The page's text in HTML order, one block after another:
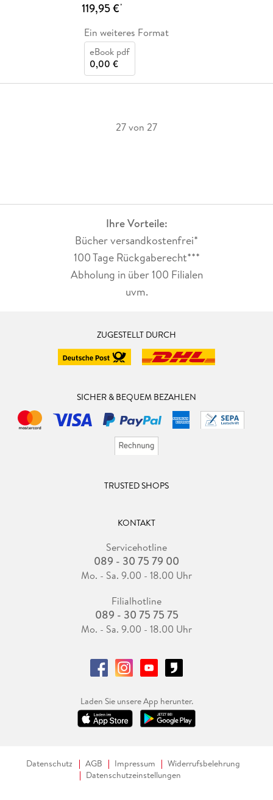
119,95 €*
Ein weiteres Format
eBook pdf
0,00 €
27 von 27
Ihre Vorteile:
Bücher versandkostenfrei*
100 Tage Rückgaberecht***
Abholung in über 100 Filialen
uvm.
ZUGESTELLT DURCH
SICHER & BEQUEM BEZAHLEN
TRUSTED SHOPS
KONTAKT
Servicehotline
089 - 30 75 79 00
Mo. - Sa. 9.00 - 18.00 Uhr
Filialhotline
089 - 30 75 75 75
Mo. - Sa. 9.00 - 18.00 Uhr
Laden Sie unsere App herunter.
Datenschutz AGB Impressum
Widerrufsbelehrung
Datenschutzeinstellungen